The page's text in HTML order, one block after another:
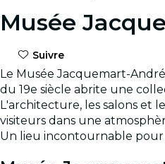
Musée
Suivre
Le Musée Jacquemart-
du 19e siècle abrite une
L'architecture, les salons et
visiteurs dans une
Un lieu incontournable pour